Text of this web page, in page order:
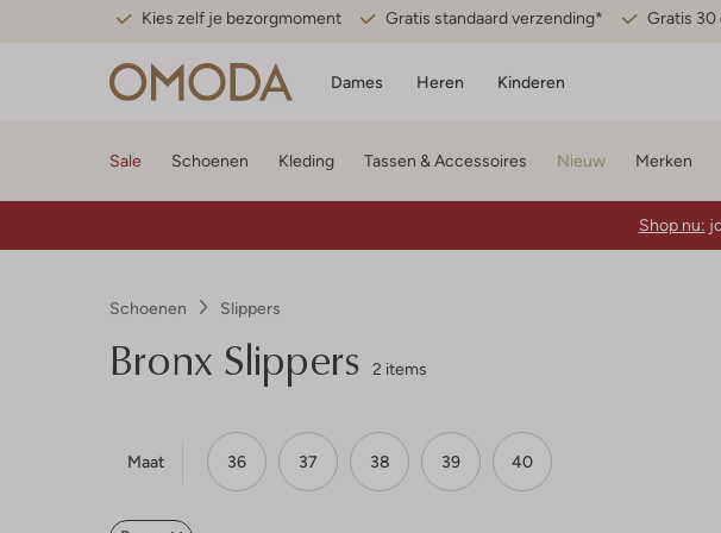
Kies zelf je bezorgmoment Gratis standaard verzending* Gratis 30
Dames Heren Kinderen
Sale Schoenen Kleding Tassen & Accessoires Nieuw Merken
Shop nu:
Schoenen Slippers
Bronx Slippers 2 items
Maat 36 37 38 39 40